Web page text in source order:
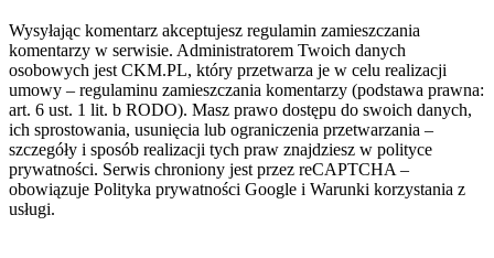
Wysyłając komentarz akceptujesz regulamin zamieszczania
komentarzy w serwisie. Administratorem Twoich danych
osobowych jest CKM.PL, który przetwarza je w celu realizacji
umowy – regulaminu zamieszczania komentarzy (podstawa prawna:
art. 6 ust. 1 lit. b RODO). Masz prawo dostępu do swoich danych,
ich sprostowania, usunięcia lub ograniczenia przetwarzania –
szczegóły i sposób realizacji tych praw znajdziesz w polityce
prywatności. Serwis chroniony jest przez reCAPTCHA –
obowiązuje Polityka prywatności Google i Warunki korzystania z
usługi.